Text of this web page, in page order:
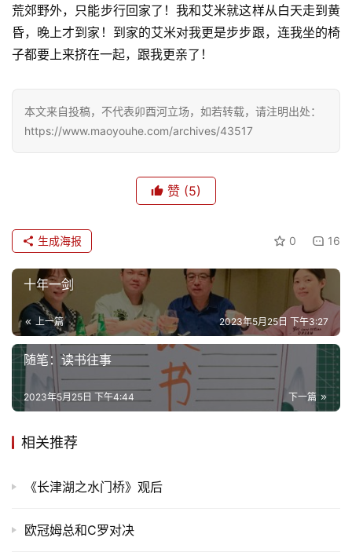
文
荒郊野外，只能步行回家了！我和艾米就这样从白天走到黄
昏，晚上才到家！到家的艾米对我更是步步跟，连我坐的椅
子都要上来挤在一起，跟我更亲了！
本文来自投稿，不代表卯酉河立场，如若转载，请注明出处：
https://www.maoyouhe.com/archives/43517
赞 (5)
0 16
生成海报
十年一剑
上一篇 2023年5月25日 下午3:27
随笔：读书往事
下一篇
2023年5月25日 下午4:44
相关推荐
《长津湖之水门桥》观后
欧冠姆总和C罗对决